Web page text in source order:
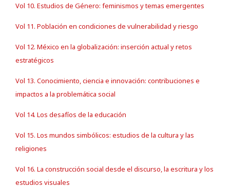
Vol 10. Estudios de Género: feminismos y temas emergentes
Vol 11. Población en condiciones de vulnerabilidad y riesgo
Vol 12. México en la globalización: inserción actual y retos
estratégicos
Vol 13. Conocimiento, ciencia e innovación: contribuciones e
impactos a la problemática social
Vol 14. Los desafíos de la educación
Vol 15. Los mundos simbólicos: estudios de la cultura y las
religiones
Vol 16. La construcción social desde el discurso, la escritura y los
estudios visuales